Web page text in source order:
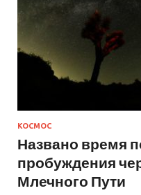
КОСМОС
Названо время
пробуждения
Млечного Пути